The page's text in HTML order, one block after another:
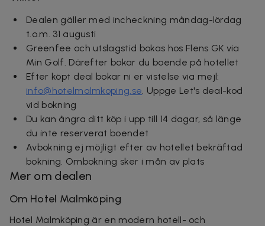
Dealen gäller med incheckning måndag-lördag
t.o.m. 31 augusti
Greenfee och utslagstid bokas hos Flens GK via
Min Golf. Därefter bokar du boende på hotellet
Efter köpt deal bokar ni er vistelse via mejl:
info@hotelmalmkoping.se. Uppge Let's deal-kod
vid bokning
Du kan ångra ditt köp i upp till 14 dagar, så länge
du inte reserverat boendet
Avbokning ej möjligt efter av hotellet bekräftad
bokning. Ombokning sker i mån av plats
Mer om dealen
Om Hotel Malmköping
Hotel Malmköping är en modern hotell- och